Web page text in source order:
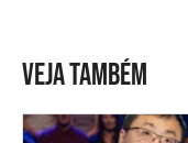
VEJA TAMBÉM